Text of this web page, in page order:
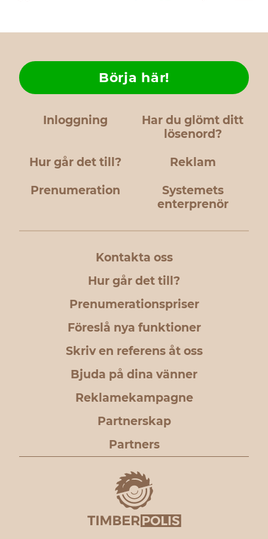
Inloggning
Har du glömt ditt
lösenord?
Hur går det till?
Börja här!
Reklam
Prenumeration
Systemets
enterprenör
Kontakta oss
Hur går det till?
Prenumerationspriser
Föreslå nya funktioner
Skriv en referens åt oss
Bjuda på dina vänner
Reklamekampagne
Partnerskap
Partners